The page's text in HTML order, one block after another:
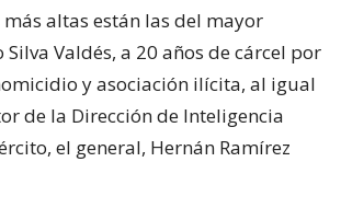
más altas están las del mayor
Valdés, a 20 años de cárcel por
y asociación ilícita, al igual
de la Dirección de Inteligencia
el general, Hernán Ramírez